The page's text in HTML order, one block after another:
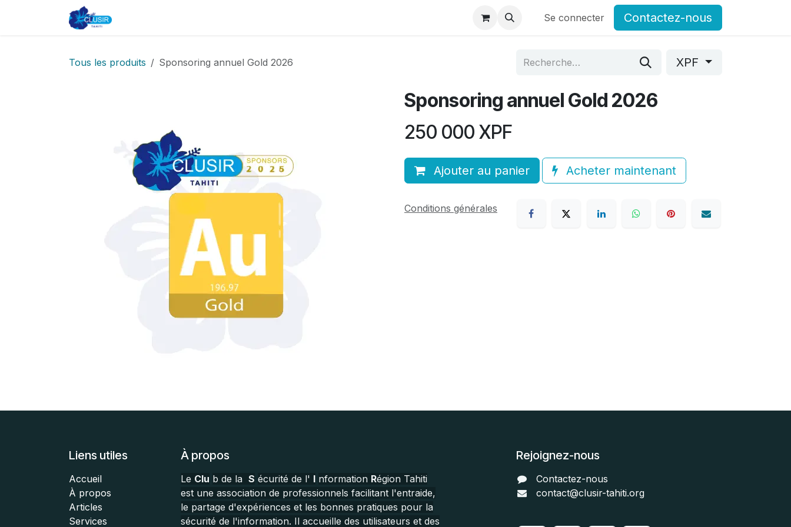
Se rendre au contenu
Publications Postes Forum Associations du GCSMS
Se connecter Contactez-nous
Tous les produits Sponsoring annuel Gold 2026 XPF
Sponsoring annuel Gold 2026
250 000 XPF
Ajouter au panier Acheter maintenant
Conditions générales
Liens utiles
Accueil
À propos
Articles
Services
À propos
Le Clu b de la S écurité de l' I nformation Région Tahiti
est une association de professionnels facilitant l'entraide,
le partage d'expériences et les bonnes pratiques pour la
sécurité de l'information. Il accueille des utilisateurs et des
Rejoignez-nous
Contactez-nous
contact@clusir-tahiti.org